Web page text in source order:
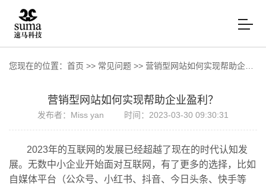
您现在的位置： 首页 >> 常见问题 >> 营销型网站如何实现帮助企业盈利？
营销型网站如何实现帮助企业盈利？
发布者：Miss yan 时间：2023-03-30 09:30:31
2023年的互联网的发展已经超越了现在的时代认知发
展。无数中小企业开始面对互联网，有了更多的选择，比如
自媒体平台（公众号、小红书、抖音、今日头条、快手等